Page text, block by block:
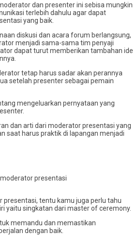
dan presenter ini sebisa mungkin
terlebih dahulu agar dapat
yang baik.
diskusi dan acara forum berlangsung,
menjadi sama-sama tim penyaji
dapat turut memberikan tambahan ide
tetap harus sadar akan perannya
setelah presenter sebagai pemain
mengeluarkan pernyataan yang
dan arti dari moderator presentasi yang
saat harus praktik di lapangan menjadi
presentasi, tentu kamu juga perlu tahu
yaitu singkatan dari master of ceremony.
memandu dan memastikan
dengan baik.